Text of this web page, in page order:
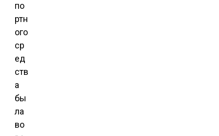
по
ртн
ого
ср
ед
ств
а
бы
ла
во